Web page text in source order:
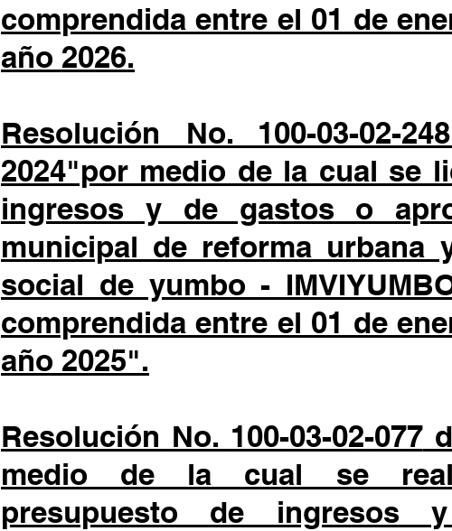
comprendida entre el 01 de
año 2026.
Resolución No. 100-03-02-
2024"por medio de la cual se
ingresos y de gastos o
municipal de reforma urbana
social de yumbo -
comprendida entre el 01 de
año 2025".
Resolución No. 100-03-02-077
medio de la cual se
presupuesto de ingresos